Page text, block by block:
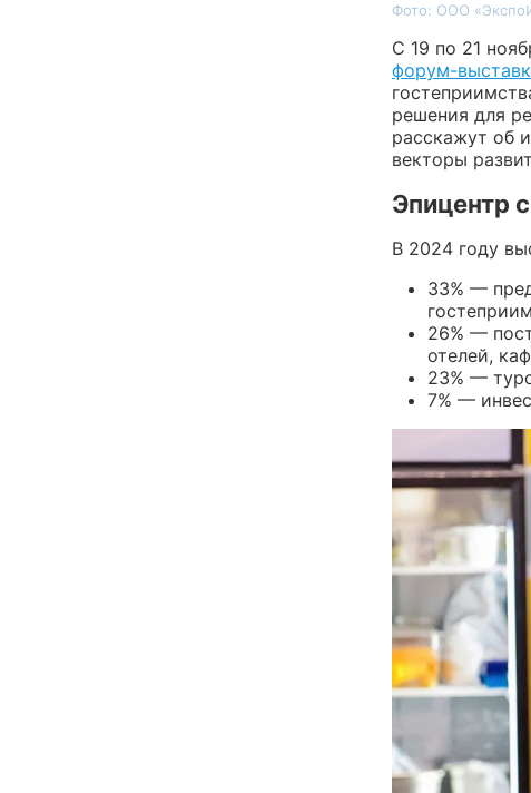
Фото: ООО
С 19 по 21
форум-
решения для
расскажут об
векторы
Эпицентр
В 2024 году
33% —
26% —
отелей,
23% —
7% —